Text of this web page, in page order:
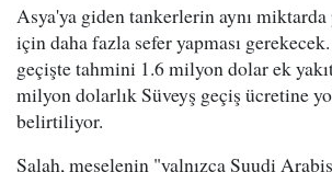
Asya'ya giden tankerlerin aynı miktarda
için daha fazla sefer yapması
geçişte tahmini 1.6 milyon dolar ek
milyon dolarlık Süveyş geçiş ücretine
belirtiliyor.
Salah, meselenin "yalnızca Suudi